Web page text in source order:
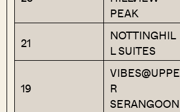
PEAK
21
NOTTINGHIL
L SUITES
19
VIBES@UPPE
R
SERANGOON